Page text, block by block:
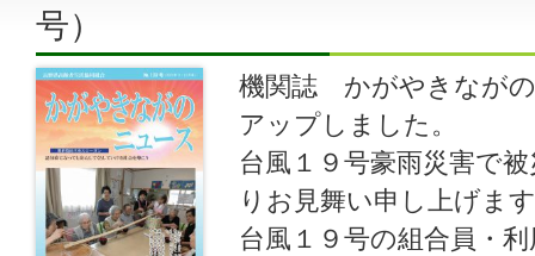
号）
機関誌 かがやきなが
アップしました。
台風１９号豪雨災害で
りお見舞い申し上げま
台風１９号の組合員・